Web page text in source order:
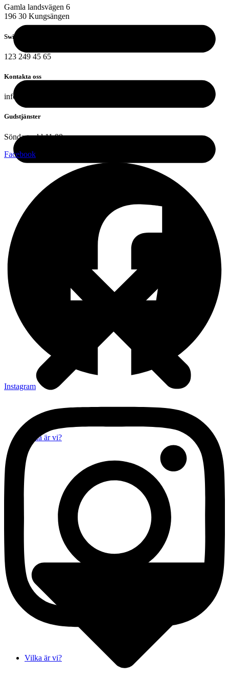
Vilka är vi?
Gamla landsvägen 6
196 30 Kungsängen
Swish:
123 249 45 65
Kontakta oss
info@skogakyrkan.se
Gudstjänster
Söndagar kl 11.00
Facebook
Instagram
Vilka är vi?